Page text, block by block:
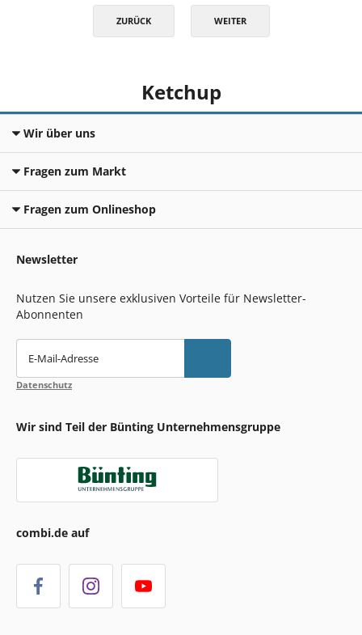
ZURÜCK WEITER
Ketchup
Wir über uns
Fragen zum Markt
Fragen zum Onlineshop
Newsletter
Nutzen Sie unsere exklusiven Vorteile für Newsletter-
Abonnenten
E-Mail-Adresse
Datenschutz
Wir sind Teil der Bünting Unternehmensgruppe
combi.de auf